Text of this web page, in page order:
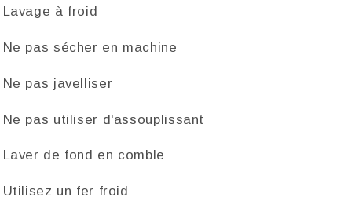
Lavage à froid
Ne pas sécher en machine
Ne pas javelliser
Ne pas utiliser d'assouplissant
Laver de fond en comble
Utilisez un fer froid